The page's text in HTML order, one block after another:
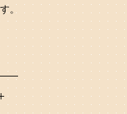
。